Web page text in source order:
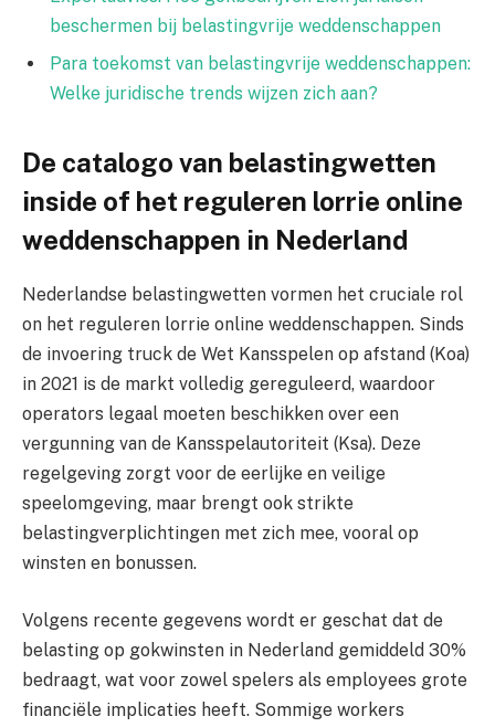
beschermen bij belastingvrije weddenschappen
Para toekomst van belastingvrije weddenschappen:
Welke juridische trends wijzen zich aan?
De catalogo van belastingwetten
inside of het reguleren lorrie online
weddenschappen in Nederland
Nederlandse belastingwetten vormen het cruciale rol
on het reguleren lorrie online weddenschappen. Sinds
de invoering truck de Wet Kansspelen op afstand (Koa)
in 2021 is de markt volledig gereguleerd, waardoor
operators legaal moeten beschikken over een
vergunning van de Kansspelautoriteit (Ksa). Deze
regelgeving zorgt voor de eerlijke en veilige
speelomgeving, maar brengt ook strikte
belastingverplichtingen met zich mee, vooral op
winsten en bonussen.
Volgens recente gegevens wordt er geschat dat de
belasting op gokwinsten in Nederland gemiddeld 30%
bedraagt, wat voor zowel spelers als employees grote
financiële implicaties heeft. Sommige workers